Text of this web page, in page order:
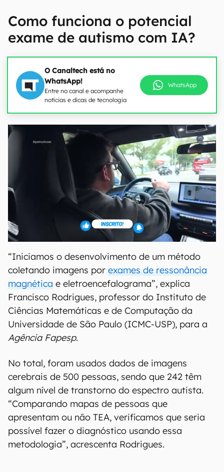
Como funciona o potencial
exame de autismo com IA?
O Canaltech está no
WhatsApp!
Entre no canal e acompanhe
notícias e dicas de tecnologia
WhatsApp
“Iniciamos o desenvolvimento de um método
coletando imagens por exames de ressonância
magnética e eletroencefalograma”, explica
Francisco Rodrigues, professor do Instituto de
Ciências Matemáticas e de Computação da
Universidade de São Paulo (ICMC-USP), para a
Agência Fapesp.
No total, foram usados dados de imagens
cerebrais de 500 pessoas, sendo que 242 têm
algum nível de transtorno do espectro autista.
“Comparando mapas de pessoas que
apresentam ou não TEA, verificamos que seria
possível fazer o diagnóstico usando essa
metodologia”, acrescenta Rodrigues.